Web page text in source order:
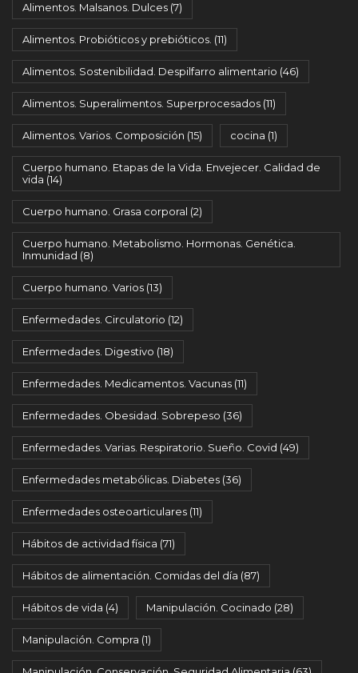
Alimentos. Malsanos. Dulces (7)
Alimentos. Probióticos y prebióticos. (11)
Alimentos. Sostenibilidad. Despilfarro alimentario (46)
Alimentos. Superalimentos. Superprocesados (11)
Alimentos. Varios. Composición (15) cocina (1)
Cuerpo humano. Etapas de la Vida. Envejecer. Calidad de
vida (14)
Cuerpo humano. Grasa corporal (2)
Cuerpo humano. Metabolismo. Hormonas. Genética.
Inmunidad (8)
Cuerpo humano. Varios (13)
Enfermedades. Circulatorio (12)
Enfermedades. Digestivo (18)
Enfermedades. Medicamentos. Vacunas (11)
Enfermedades. Obesidad. Sobrepeso (36)
Enfermedades. Varias. Respiratorio. Sueño. Covid (49)
Enfermedades metabólicas. Diabetes (36)
Enfermedades osteoarticulares (11)
Hábitos de actividad física (71)
Hábitos de alimentación. Comidas del día (87)
Hábitos de vida (4) Manipulación. Cocinado (28)
Manipulación. Compra (1)